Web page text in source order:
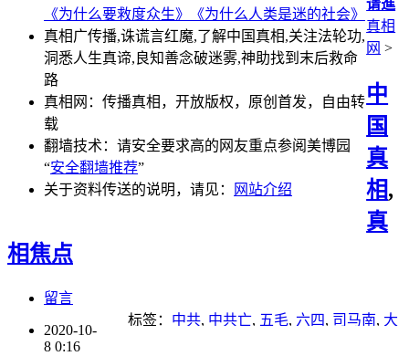
《为什么要救度众生》
《为什么人类是迷的社会》
真相广传播,诛谎言红魔,了解中国真相,关注法轮功,
洞悉人生真谛,良知善念破迷雾,神助找到末后救命
路
真相网：传播真相，开放版权，原创首发，自由转
载
翻墙技术：请安全要求高的网友重点参阅美博园
“安全翻墙推荐”
关于资料传送的说明，请见：
网站介绍
请進
真相
网 >
中
国
真
相,
真
相焦点
留言
标签： 中共, 中共亡, 五毛, 六四, 司马南, 大
2020-10-
8 0:16